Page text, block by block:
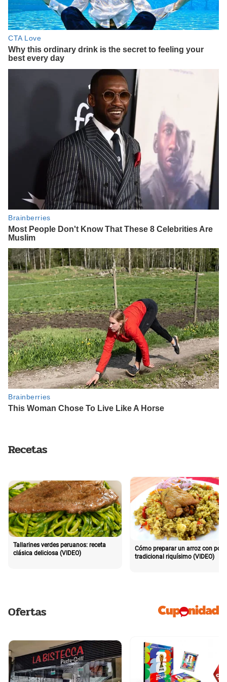
Recetas
Tallarines verdes peruanos: receta
clásica deliciosa (VIDEO)
Cómo preparar un arroz con pollo
tradicional riquísimo (VIDEO)
Ofertas